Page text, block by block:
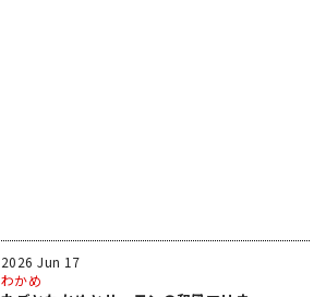
2026 Jun 17
わかめ